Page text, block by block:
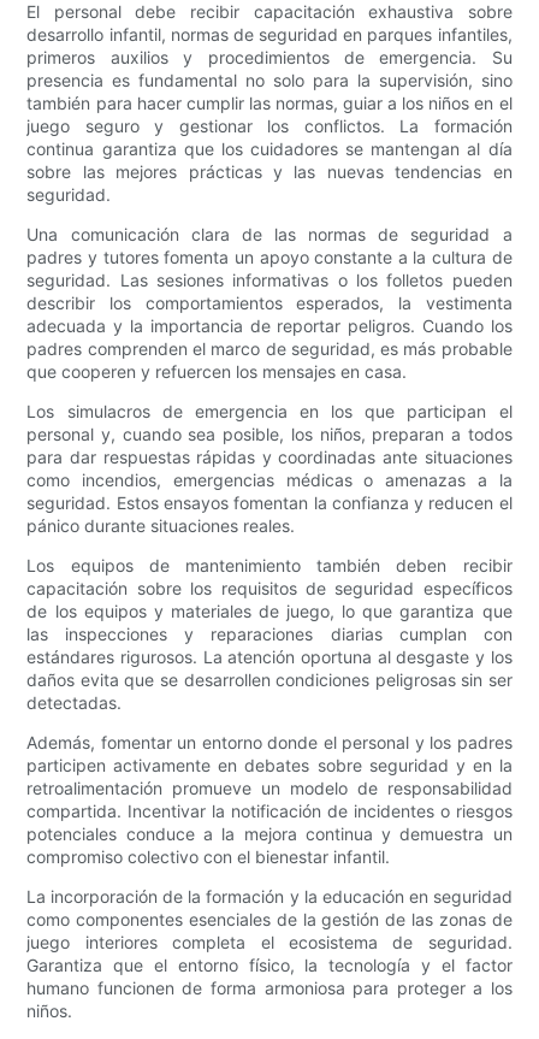
El personal debe recibir capacitación exhaustiva sobre
desarrollo infantil, normas de seguridad en parques infantiles,
primeros auxilios y procedimientos de emergencia. Su
presencia es fundamental no solo para la supervisión, sino
también para hacer cumplir las normas, guiar a los niños en el
juego seguro y gestionar los conflictos. La formación
continua garantiza que los cuidadores se mantengan al día
sobre las mejores prácticas y las nuevas tendencias en
seguridad.
Una comunicación clara de las normas de seguridad a
padres y tutores fomenta un apoyo constante a la cultura de
seguridad. Las sesiones informativas o los folletos pueden
describir los comportamientos esperados, la vestimenta
adecuada y la importancia de reportar peligros. Cuando los
padres comprenden el marco de seguridad, es más probable
que cooperen y refuercen los mensajes en casa.
Los simulacros de emergencia en los que participan el
personal y, cuando sea posible, los niños, preparan a todos
para dar respuestas rápidas y coordinadas ante situaciones
como incendios, emergencias médicas o amenazas a la
seguridad. Estos ensayos fomentan la confianza y reducen el
pánico durante situaciones reales.
Los equipos de mantenimiento también deben recibir
capacitación sobre los requisitos de seguridad específicos
de los equipos y materiales de juego, lo que garantiza que
las inspecciones y reparaciones diarias cumplan con
estándares rigurosos. La atención oportuna al desgaste y los
daños evita que se desarrollen condiciones peligrosas sin ser
detectadas.
Además, fomentar un entorno donde el personal y los padres
participen activamente en debates sobre seguridad y en la
retroalimentación promueve un modelo de responsabilidad
compartida. Incentivar la notificación de incidentes o riesgos
potenciales conduce a la mejora continua y demuestra un
compromiso colectivo con el bienestar infantil.
La incorporación de la formación y la educación en seguridad
como componentes esenciales de la gestión de las zonas de
juego interiores completa el ecosistema de seguridad.
Garantiza que el entorno físico, la tecnología y el factor
humano funcionen de forma armoniosa para proteger a los
niños.